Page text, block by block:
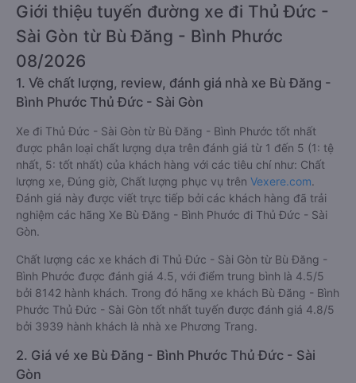
Giới thiệu tuyến đường xe đi Thủ Đức -
Sài Gòn từ Bù Đăng - Bình Phước
08/2026
1. Về chất lượng, review, đánh giá nhà xe Bù Đăng -
Bình Phước Thủ Đức - Sài Gòn
Xe đi Thủ Đức - Sài Gòn từ Bù Đăng - Bình Phước tốt nhất
được phân loại chất lượng dựa trên đánh giá từ 1 đến 5 (1: tệ
nhất, 5: tốt nhất) của khách hàng với các tiêu chí như: Chất
lượng xe, Đúng giờ, Chất lượng phục vụ trên Vexere.com.
Đánh giá này được viết trực tiếp bởi các khách hàng đã trải
nghiệm các hãng Xe Bù Đăng - Bình Phước đi Thủ Đức - Sài
Gòn.
Chất lượng các xe khách đi Thủ Đức - Sài Gòn từ Bù Đăng -
Bình Phước được đánh giá 4.5, với điểm trung bình là 4.5/5
bởi 8142 hành khách. Trong đó hãng xe khách Bù Đăng - Bình
Phước Thủ Đức - Sài Gòn tốt nhất tuyến được đánh giá 4.8/5
bởi 3939 hành khách là nhà xe Phương Trang.
2. Giá vé xe Bù Đăng - Bình Phước Thủ Đức - Sài
Gòn